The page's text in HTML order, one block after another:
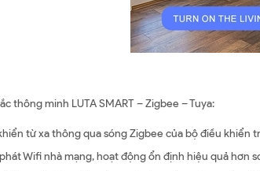
thông minh LUTA SMART – Zigbee – Tuya:
từ xa thông qua sóng Zigbee của bộ điều khiển
Wifi nhà mạng, hoạt động ổn định hiệu quả hơn